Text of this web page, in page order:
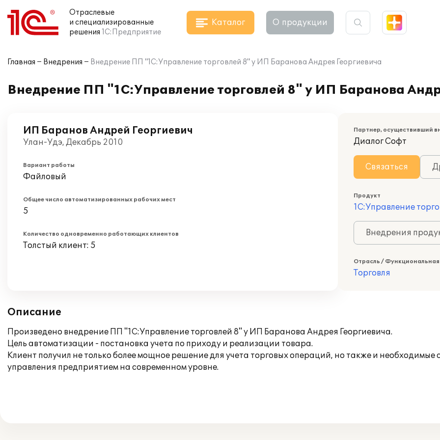
Отраслевые
и специализированные
решения 1С:Предприятие
Каталог О продукции
Главная Внедрения Внедрение ПП "1С:Управление торговлей 8" у ИП Баранова Андрея Георгиевича
Внедрение ПП "1С:Управление торговлей 8" у ИП Баранова
ИП Баранов Андрей Георгиевич
Улан-Удэ, Декабрь 2010
Вариант работы
Файловый
Общее число автоматизированных рабочих мест
5
Количество одновременно работающих клиентов
Толстый клиент: 5
Партнер, осуществивший
Диалог Софт
Связаться
Продукт
1С:Управление
Внедрения
Отрасль /
Торговля
Описание
Произведено внедрение ПП "1С:Управление торговлей 8" у ИП Баранова Андрея Георгиевича.
Цель автоматизации - постановка учета по приходу и реализации товара.
Клиент получил не только более мощное решение для учета торговых операций, но также и
управления предприятием на современном уровне.